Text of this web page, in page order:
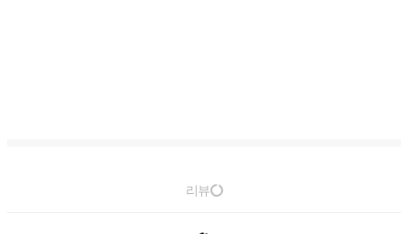
리뷰